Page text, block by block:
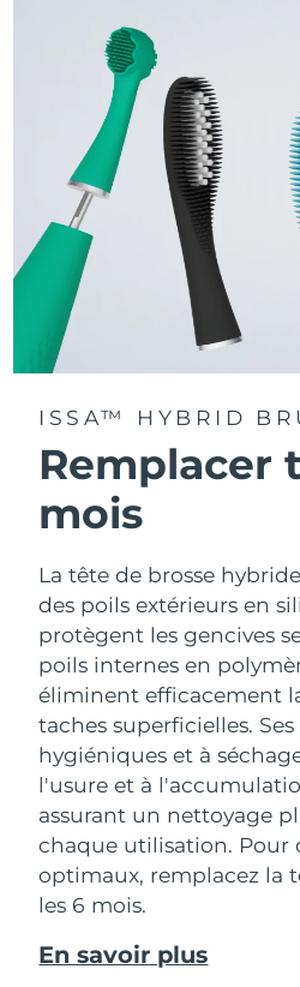
La technologie Sonic Pulse
minute.
Accédez à des modes de
l'application FOREO For You.
ISSA™ HYBRID
Remplacer
mois
La tête de brosse
des poils extérieurs en
protègent les gencives
poils internes en
éliminent efficacement
taches superficielles.
hygiéniques et à
l'usure et à
assurant un nettoyage
chaque utilisation. Pour
optimaux, remplacez la
les 6 mois.
En savoir plus